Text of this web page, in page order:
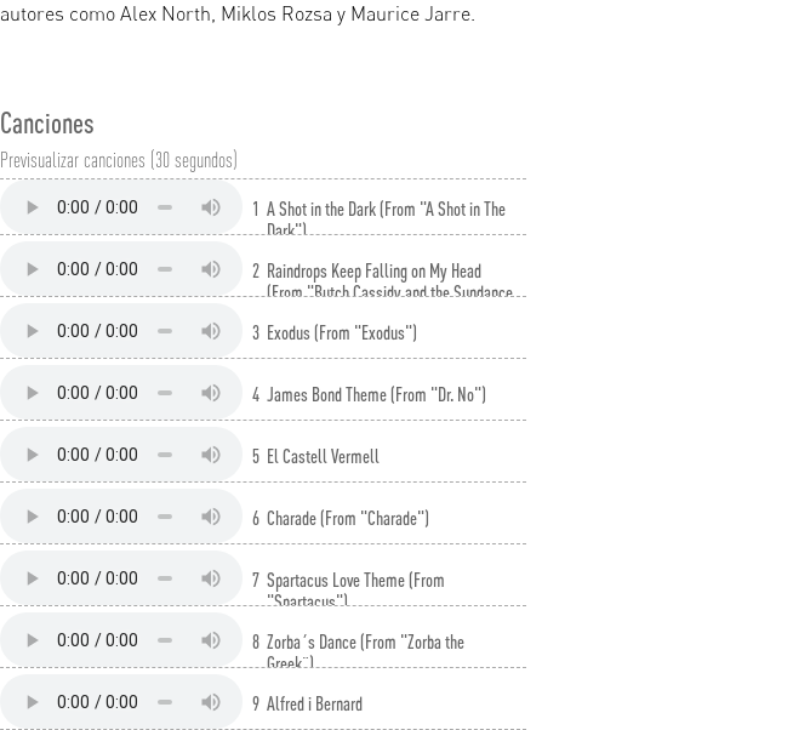
autores como Alex North, Miklos Rozsa y Maurice Jarre.
Canciones
Previsualizar canciones (30 segundos)
1 A Shot in the Dark (From "A Shot in The
Dark")
2 Raindrops Keep Falling on My Head
(From "Butch Cassidy and the Sundance
3 Exodus (From "Exodus")
4 James Bond Theme (From "Dr. No")
5 El Castell Vermell
6 Charade (From "Charade")
7 Spartacus Love Theme (From
"Spartacus")
8 Zorba´s Dance (From "Zorba the
Greek¨)
9 Alfred i Bernard